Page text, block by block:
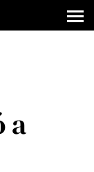
a